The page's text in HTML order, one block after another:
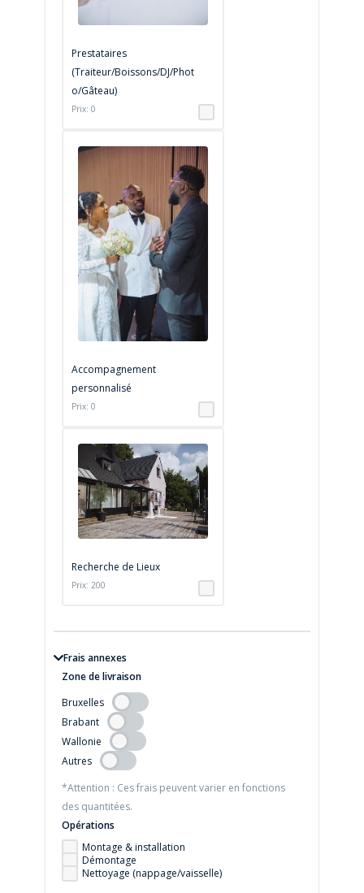
Prestataires
(Traiteur/Boissons/DJ/Phot
o/Gâteau)
Prix: 0
Accompagnement
personnalisé
Prix: 0
Recherche de Lieux
Prix: 200
Frais annexes
Zone de livraison
Bruxelles
Brabant
Wallonie
Autres
*Attention : Ces frais peuvent varier en fonctions
des quantitées.
Opérations
Montage & installation
Démontage
Nettoyage (nappage/vaisselle)